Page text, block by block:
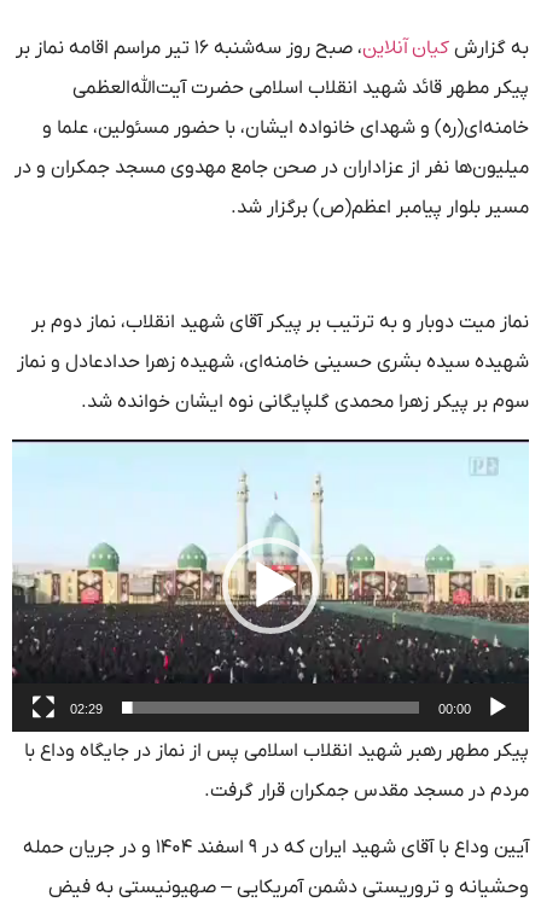
به گزارش کیان آنلاین
، صبح روز سه‌شنبه ۱۶ تیر مراسم اقامه نماز بر
پیکر مطهر قائد شهید انقلاب اسلامی حضرت آیت‌الله‌العظمی
خامنه‌ای(ره) و شهدای خانواده ایشان، با حضور مسئولین، علما و
میلیون‌ها نفر از عزاداران در صحن جامع مهدوی مسجد جمکران و در
مسیر بلوار پیامبر اعظم(ص) برگزار شد.
نماز میت دوبار و به ترتیب بر پیکر آقای شهید انقلاب، نماز دوم بر
شهیده سیده بشری حسینی خامنه‌ای، شهیده زهرا حدادعادل و نماز
سوم بر پیکر زهرا محمدی گلپایگانی نوه ایشان خوانده شد.
نمایشگر
00:00
02:29
پیکر مطهر رهبر شهید انقلاب اسلامی پس از نماز در جایگاه وداع با
مردم در مسجد مقدس جمکران قرار گرفت.
آیین وداع با آقای شهید ایران که در ۹ اسفند ۱۴۰۴ و در جریان حمله
وحشیانه و تروریستی دشمن آمریکایی – صهیونیستی به فیض